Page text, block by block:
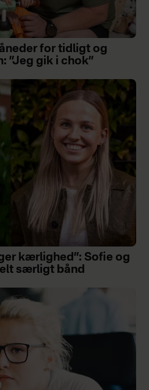
for tidligt og
”Jeg gik i chok”
kærlighed”: Sofie og
særligt bånd